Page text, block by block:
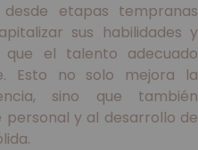
etapas tempranas
sus habilidades y
que el talento adecuado
Esto no solo mejora la
sino que también
y al desarrollo de